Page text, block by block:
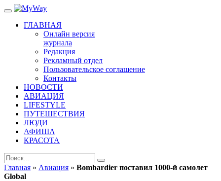
ГЛАВНАЯ
Онлайн версия
журнала
Редакция
Рекламный отдел
Пользовательское соглашение
Контакты
НОВОСТИ
АВИАЦИЯ
LIFESTYLE
ПУТЕШЕСТВИЯ
ЛЮДИ
АФИША
КРАСОТА
Главная » Авиация » Bombardier поставил 1000-й самолет
Global